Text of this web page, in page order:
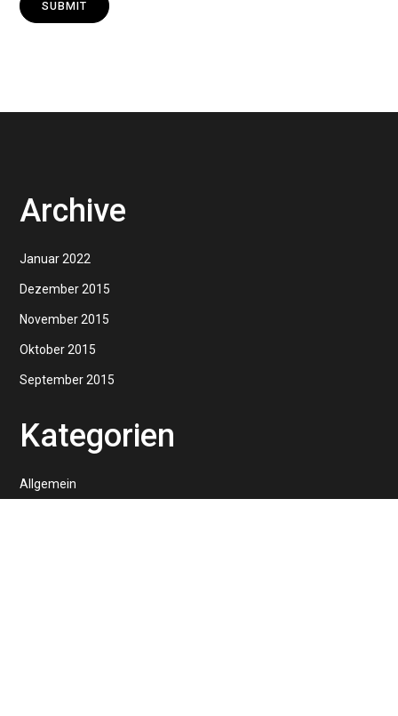
Archive
Januar 2022
Dezember 2015
November 2015
Oktober 2015
September 2015
Kategorien
Allgemein